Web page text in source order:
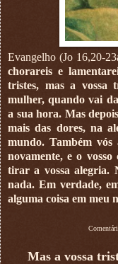
Evangelho (Jo 16,20-
chorareis e
tristes, mas a vossa
mulher, quando vai
a sua hora. Mas
mais das dores, na
mundo. Também vós
novamente, e o
tirar a vossa alegria.
nada. Em verdade,
alguma coisa em meu
Mas a vossa